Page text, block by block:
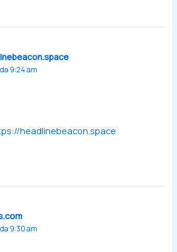
9:24 am
headlinebeacon.space
9:30 am